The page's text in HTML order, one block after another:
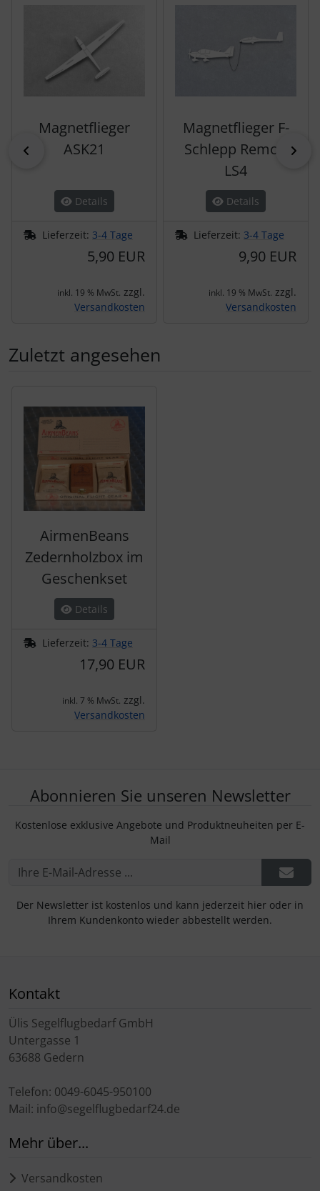
zurück
Magnetflieger
ASK21
Details
Lieferzeit: 3-4 Tage
5,90 EUR
inkl. 19 % MwSt. zzgl.
Versandkosten
Magnetflieger F-
Schlepp Remo /
LS4
Details
Lieferzeit: 3-4 Tage
9,90 EUR
inkl. 19 % MwSt. zzgl.
Versandkosten
Zuletzt angesehen
AirmenBeans
Zedernholzbox im
Geschenkset
Details
Lieferzeit: 3-4 Tage
17,90 EUR
inkl. 7 % MwSt. zzgl.
Versandkosten
Abonnieren Sie unseren Newsletter
Kostenlose exklusive Angebote und Produktneuheiten per E-
Mail
Der Newsletter ist kostenlos und kann jederzeit hier oder in
Ihrem Kundenkonto wieder abbestellt werden.
Kontakt
Ülis Segelflugbedarf GmbH
Untergasse 1
63688 Gedern
Telefon: 0049-6045-950100
Mail: info@segelflugbedarf24.de
Mehr über...
Versandkosten